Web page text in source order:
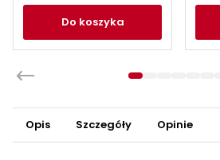
do koszyka
Opis Szczegóły Opinie